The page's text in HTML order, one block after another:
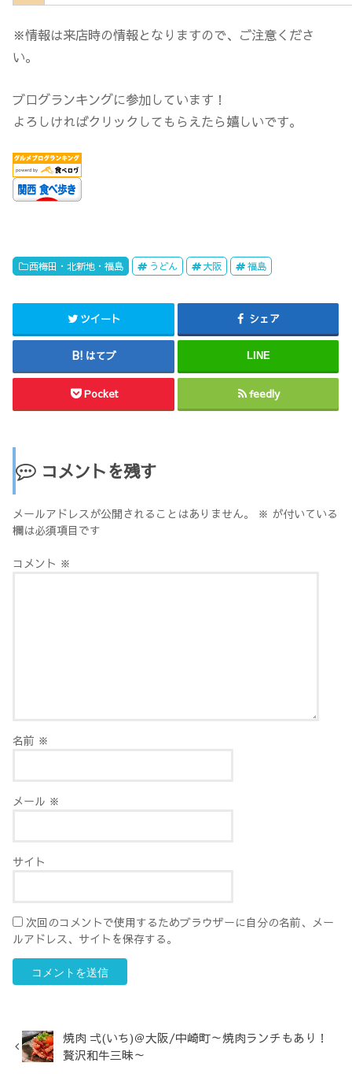
※情報は来店時の情報となりますので、ご注意くださ
い。
ブログランキングに参加しています！
よろしければクリックしてもらえたら嬉しいです。
西梅田・北新地・福島 うどん 大阪 福島
ツイート シェア
はてブ LINE
Pocket feedly
コメントを残す
メールアドレスが公開されることはありません。 ※ が付いている
欄は必須項目です
コメント ※
名前 ※
メール ※
サイト
次回のコメントで使用するためブラウザーに自分の名前、メー
ルアドレス、サイトを保存する。
焼肉 弌(いち)＠大阪/中崎町～焼肉ランチもあり！
贅沢和牛三昧～